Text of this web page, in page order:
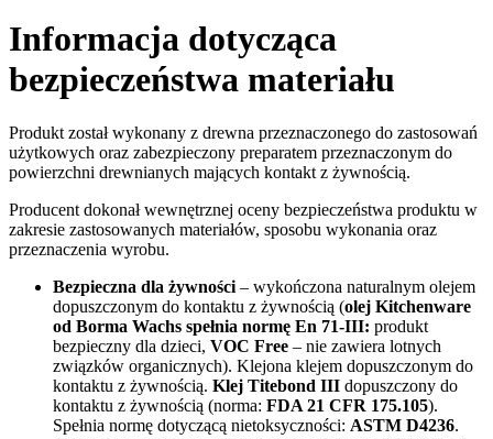
Informacja dotycząca
bezpieczeństwa materiału
Produkt został wykonany z drewna przeznaczonego do zastosowań
użytkowych oraz zabezpieczony preparatem przeznaczonym do
powierzchni drewnianych mających kontakt z żywnością.
Producent dokonał wewnętrznej oceny bezpieczeństwa produktu w
zakresie zastosowanych materiałów, sposobu wykonania oraz
przeznaczenia wyrobu.
Bezpieczna dla żywności – wykończona naturalnym olejem
dopuszczonym do kontaktu z żywnością (olej Kitchenware
od Borma Wachs spełnia normę En 71-III: produkt
bezpieczny dla dzieci, VOC Free – nie zawiera lotnych
związków organicznych). Klejona klejem dopuszczonym do
kontaktu z żywnością. Klej Titebond III dopuszczony do
kontaktu z żywnością (norma: FDA 21 CFR 175.105).
Spełnia normę dotyczącą nietoksyczności: ASTM D4236.